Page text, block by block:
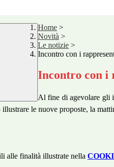
Home >
Novità >
Le notizie >
Incontro con i
Incontro con i
Al fine di agevolare gli
le nuove proposte, la
alle finalità illustrate nella